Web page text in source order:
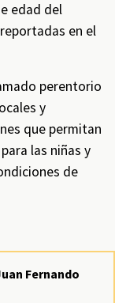
edad del
en el
perentorio
y
que permitan
las niñas y
de
Fernando